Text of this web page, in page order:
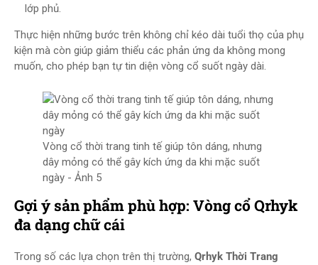
lớp phủ.
Thực hiện những bước trên không chỉ kéo dài tuổi thọ của phụ
kiện mà còn giúp giảm thiểu các phản ứng da không mong
muốn, cho phép bạn tự tin diện vòng cổ suốt ngày dài.
Vòng cổ thời trang tinh tế giúp tôn dáng, nhưng
dây mỏng có thể gây kích ứng da khi mặc suốt
ngày - Ảnh 5
Gợi ý sản phẩm phù hợp: Vòng cổ Qrhyk
đa dạng chữ cái
Trong số các lựa chọn trên thị trường, Qrhyk Thời Trang